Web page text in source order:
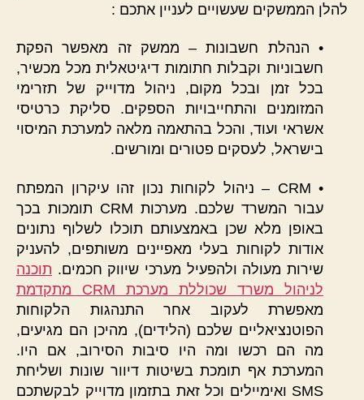
להלן הממשקים שעשויים לעניין אתכם :
• הנהלת חשבונות – ממשק זה מאפשר הפקת
חשבוניות וקבלות חתומות דיגיטאלית מכל מכשיר,
בכל זמן ובכל מקום, ניהול מדוייק של תזרימי
המזומנים והתחייבויות הספקים. סליקת כרטיסי
אשראי ועוד, והכל בהתאמה מלאה למערכת המיסוי
בישראל, לעסקים פטורים ומורשים.
• CRM – ניהול לקוחות נכון זהו עיקרון המפתח
עבור המשרד שלכם. מערכות CRM תומכות בכך
באופן מלא שכן באמצעותם תוכלו לשלוף נתונים
אודות לקוחות בעלי מאפיינים משותפים, להעניק
שירות מעולה ולהפעיל מערכי שיווק חכמים. תוכנה
לניהול משרד שכוללת מערכת CRM מתקדמת
מאפשרת לעקוב אחר התנהגות הלקוחות
הפוטנציאליים שלכם (הלידים), מהיכן הם מגיעים,
מה הם רכשו ומה היו סיבות הסירוב, אם היו.
המערכת אף תומכת בשיטות דיוור שונות ושליחת
SMS ואימיילים וכל זאת בתזמון מדוייק לבקשתכם